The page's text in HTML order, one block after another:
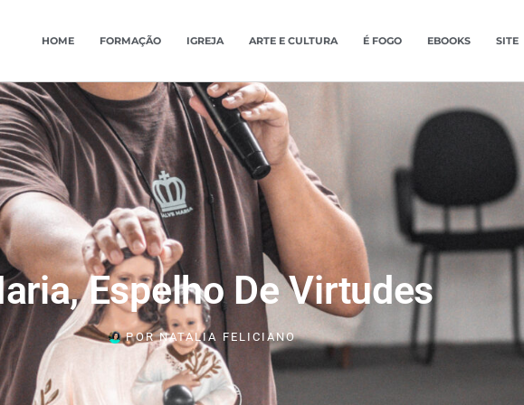
HOME FORMAÇÃO IGREJA ARTE E CULTURA É FOGO EBOOKS SITE
Espelho De Virtudes
PORNATALIA FELICIANO